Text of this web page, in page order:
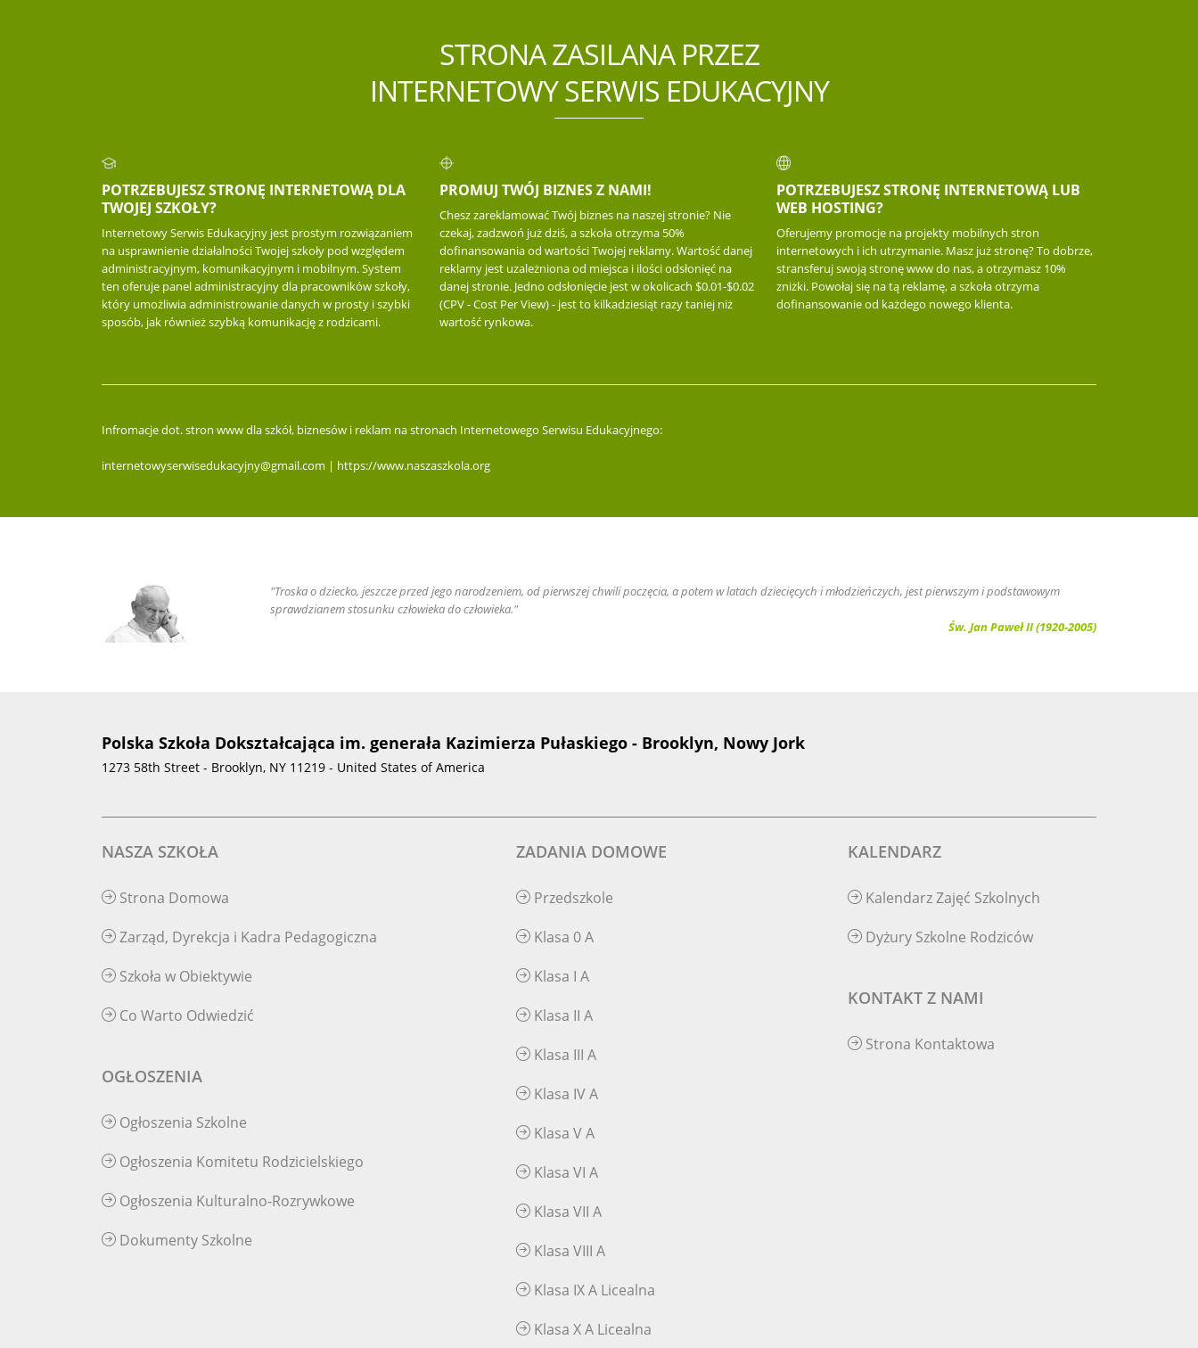
STRONA ZASILANA PRZEZ
INTERNETOWY SERWIS EDUKACYJNY
POTRZEBUJESZ STRONĘ INTERNETOWĄ DLA
TWOJEJ SZKOŁY?
Internetowy Serwis Edukacyjny jest prostym rozwiązaniem
na usprawnienie działalności Twojej szkoły pod względem
administracyjnym, komunikacyjnym i mobilnym. System
ten oferuje panel administracyjny dla pracowników szkoły,
który umożliwia administrowanie danych w prosty i szybki
sposób, jak również szybką komunikację z rodzicami.
PROMUJ TWÓJ BIZNES Z NAMI!
Chesz zareklamować Twój biznes na naszej stronie? Nie
czekaj, zadzwoń już dziś, a szkoła otrzyma 50%
dofinansowania od wartości Twojej reklamy. Wartość danej
reklamy jest uzależniona od miejsca i ilości odsłonięć na
danej stronie. Jedno odsłonięcie jest w okolicach $0.01-$0.02
(CPV - Cost Per View) - jest to kilkadziesiąt razy taniej niż
wartość rynkowa.
POTRZEBUJESZ STRONĘ INTERNETOWĄ LUB
WEB HOSTING?
Oferujemy promocje na projekty mobilnych stron
internetowych i ich utrzymanie. Masz już stronę? To dobrze,
stransferuj swoją stronę www do nas, a otrzymasz 10%
zniżki. Powołaj się na tą reklamę, a szkoła otrzyma
dofinansowanie od każdego nowego klienta.
Infromacje dot. stron www dla szkół, biznesów i reklam na stronach Internetowego Serwisu Edukacyjnego:
internetowyserwisedukacyjny@gmail.com | https://www.naszaszkola.org
"Troska o dziecko, jeszcze przed jego narodzeniem, od pierwszej chwili poczęcia, a potem w latach dziecięcych i młodzieńczych, jest pierwszym i podstawowym
sprawdzianem stosunku człowieka do człowieka."
Św. Jan Paweł II (1920-2005)
Polska Szkoła Dokształcająca im. generała Kazimierza Pułaskiego - Brooklyn, Nowy Jork
1273 58th Street - Brooklyn, NY 11219 - United States of America
NASZA SZKOŁA
Strona Domowa
Zarząd, Dyrekcja i Kadra Pedagogiczna
Szkoła w Obiektywie
Co Warto Odwiedzić
OGŁOSZENIA
Ogłoszenia Szkolne
Ogłoszenia Komitetu Rodzicielskiego
Ogłoszenia Kulturalno-Rozrywkowe
Dokumenty Szkolne
ZADANIA DOMOWE
Przedszkole
Klasa 0 A
Klasa I A
Klasa II A
Klasa III A
Klasa IV A
Klasa V A
Klasa VI A
Klasa VII A
Klasa VIII A
Klasa IX A Licealna
Klasa X A Licealna
KALENDARZ
Kalendarz Zajęć Szkolnych
Dyżury Szkolne Rodziców
KONTAKT Z NAMI
Strona Kontaktowa